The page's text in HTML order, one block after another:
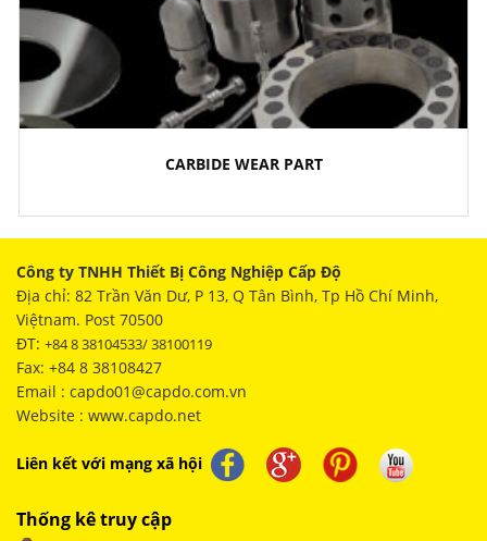
CARBIDE WEAR PART
Công ty TNHH Thiết Bị Công Nghiệp Cấp Độ
Địa chỉ: 82 Trần Văn Dư, P 13, Q Tân Bình, Tp Hồ Chí Minh,
Việtnam. Post 70500
ĐT: +84 8 38104533/ 38100119
Fax: +84 8 38108427
Email : capdo01@capdo.com.vn
Website : www.capdo.net
Liên kết với mạng xã hội
Thống kê truy cập